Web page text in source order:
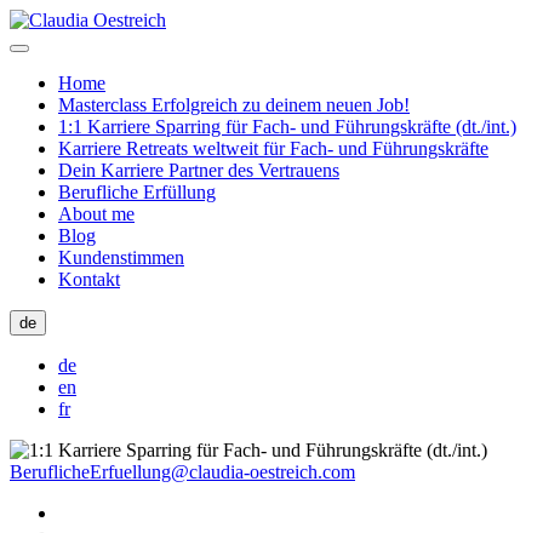
Home
Masterclass Erfolgreich zu deinem neuen Job!
1:1 Karriere Sparring für Fach- und Führungskräfte (dt./int.)
Karriere Retreats weltweit für Fach- und Führungskräfte
Dein Karriere Partner des Vertrauens
Berufliche Erfüllung
About me
Blog
Kundenstimmen
Kontakt
de
de
en
fr
BeruflicheErfuellung@claudia-oestreich.com